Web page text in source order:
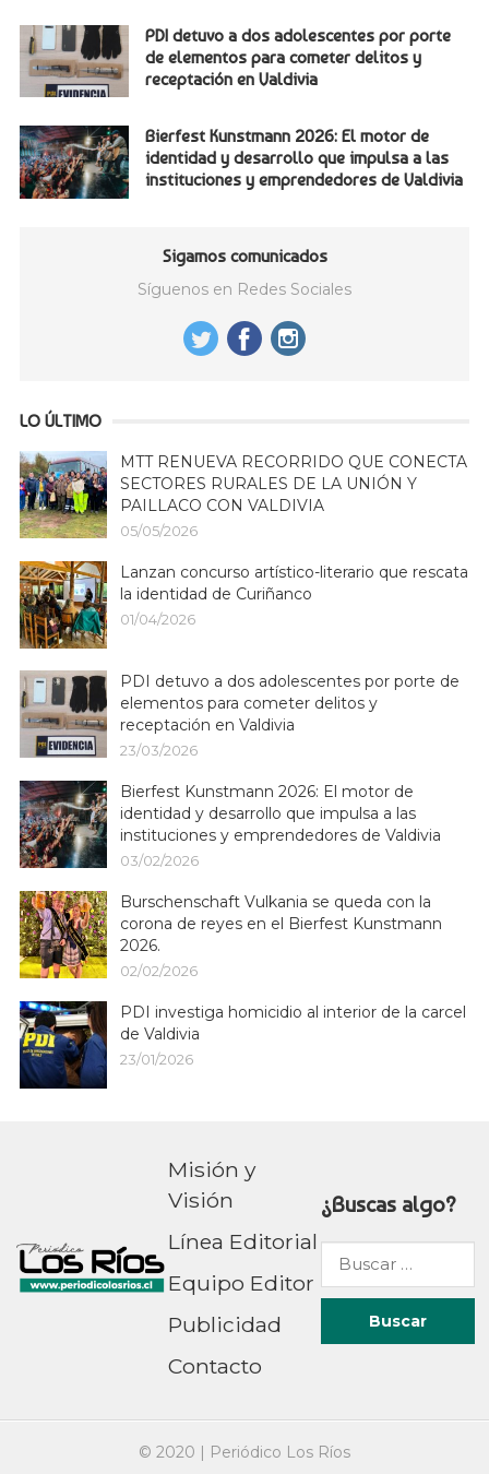
PDI detuvo a dos adolescentes por porte
de elementos para cometer delitos y
receptación en Valdivia
Bierfest Kunstmann 2026: El motor de
identidad y desarrollo que impulsa a las
instituciones y emprendedores de Valdivia
Sigamos comunicados
Síguenos en Redes Sociales
LO ÚLTIMO
MTT RENUEVA RECORRIDO QUE CONECTA
SECTORES RURALES DE LA UNIÓN Y
PAILLACO CON VALDIVIA
05/05/2026
Lanzan concurso artístico-literario que rescata
la identidad de Curiñanco
01/04/2026
PDI detuvo a dos adolescentes por porte de
elementos para cometer delitos y
receptación en Valdivia
23/03/2026
Bierfest Kunstmann 2026: El motor de
identidad y desarrollo que impulsa a las
instituciones y emprendedores de Valdivia
03/02/2026
Burschenschaft Vulkania se queda con la
corona de reyes en el Bierfest Kunstmann
2026.
02/02/2026
PDI investiga homicidio al interior de la carcel
de Valdivia
23/01/2026
Misión y
Visión
Línea Editorial
Equipo Editor
Publicidad
Contacto
¿Buscas algo?
Buscar
por:
© 2020 | Periódico Los Ríos